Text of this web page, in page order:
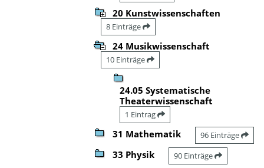
20 Kunstwissenschaften
8 Einträge
24 Musikwissenschaft
10 Einträge
24.05 Systematische
Theaterwissenschaft
1 Eintrag
31 Mathematik 96 Einträge
33 Physik 90 Einträge